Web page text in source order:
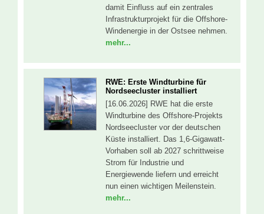
damit Einfluss auf ein zentrales
Infrastrukturprojekt für die Offshore-
Windenergie in der Ostsee nehmen.
mehr...
RWE: Erste Windturbine für
Nordseecluster installiert
[16.06.2026] RWE hat die erste
Windturbine des Offshore-Projekts
Nordseecluster vor der deutschen
Küste installiert. Das 1,6-Gigawatt-
Vorhaben soll ab 2027 schrittweise
Strom für Industrie und
Energiewende liefern und erreicht
nun einen wichtigen Meilenstein.
mehr...